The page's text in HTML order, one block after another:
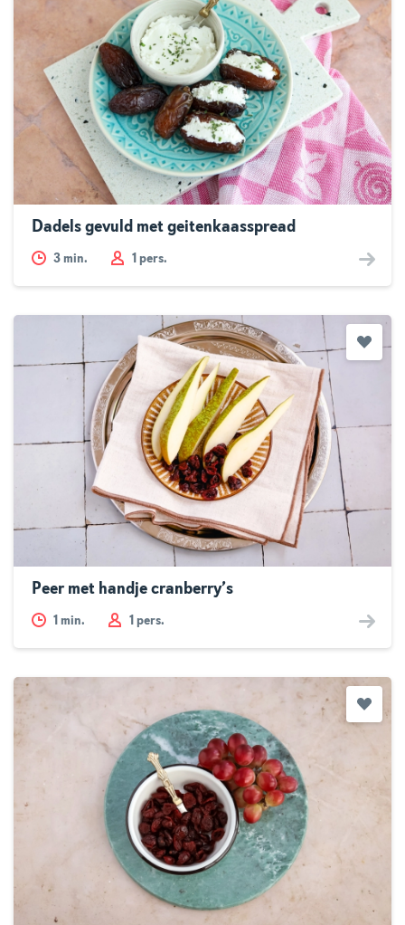
Dadels gevuld met geitenkaasspread
3 min. 1 pers.
Peer met handje cranberry’s
1 min. 1 pers.